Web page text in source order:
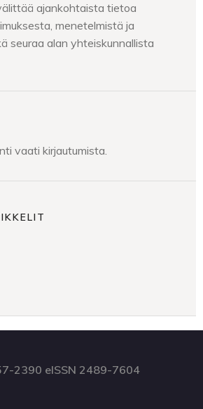
ajankohtaista tietoa
menetelmistä ja
seuraa alan yhteiskunnallista
vaati kirjautumista.
2390 eISSN 2489-7604